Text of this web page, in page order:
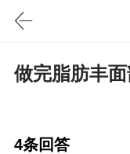
做完脂肪丰
4条回答